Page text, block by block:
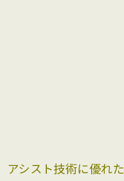
アシスト技術に優れた